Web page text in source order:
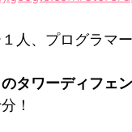
人、プログラマ
タワーディフェ
！